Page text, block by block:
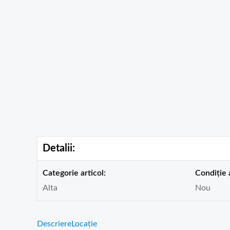
Detalii:
Categorie articol:
Alta
Condiție
Nou
DescriereLocație